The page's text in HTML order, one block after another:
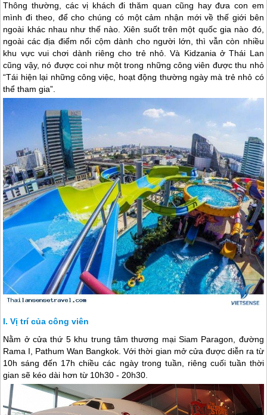
Thông thường, các vị khách đi thăm quan cũng hay đưa con em
mình đi theo, để cho chúng có một cảm nhận mới về thế giới bên
ngoài khác nhau như thế nào. Xiên suốt trên một quốc gia nào đó,
ngoài các địa điểm nổi cộm dành cho người lớn, thì vẫn còn nhiều
khu vực vui chơi dành riêng cho trẻ nhỏ. Và Kidzania ở Thái Lan
cũng vậy, nó được coi như một trong những công viên được thu nhỏ
“Tái hiện lại những công việc, hoạt động thường ngày mà trẻ nhỏ có
thể tham gia”.
Vị trí của công viên
Nằm ở cửa thứ 5 khu trung tâm thương mại Siam Paragon, đường
Rama I, Pathum Wan Bangkok. Với thời gian mở cửa được diễn ra từ
10h sáng đến 17h chiều các ngày trong tuần, riêng cuối tuần thời
gian sẽ kéo dài hơn từ 10h30 - 20h30.